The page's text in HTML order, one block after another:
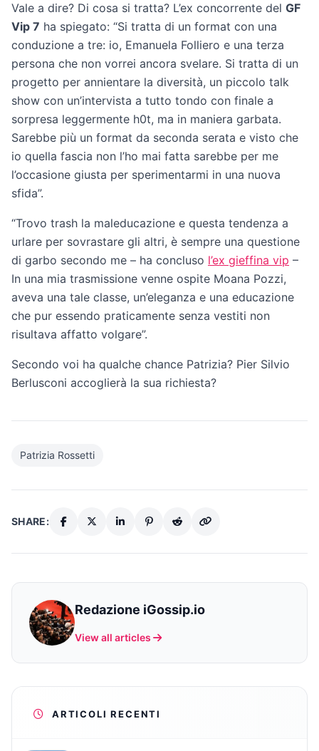
Vale a dire? Di cosa si tratta? L’ex concorrente del GF
Vip 7 ha spiegato: “Si tratta di un format con una
conduzione a tre: io, Emanuela Folliero e una terza
persona che non vorrei ancora svelare. Si tratta di un
progetto per annientare la diversità, un piccolo talk
show con un’intervista a tutto tondo con finale a
sorpresa leggermente h0t, ma in maniera garbata.
Sarebbe più un format da seconda serata e visto che
io quella fascia non l’ho mai fatta sarebbe per me
l’occasione giusta per sperimentarmi in una nuova
sfida”.
“Trovo trash la maleducazione e questa tendenza a
urlare per sovrastare gli altri, è sempre una questione
di garbo secondo me – ha concluso l’ex gieffina vip –
In una mia trasmissione venne ospite Moana Pozzi,
aveva una tale classe, un’eleganza e una educazione
che pur essendo praticamente senza vestiti non
risultava affatto volgare”.
Secondo voi ha qualche chance Patrizia? Pier Silvio
Berlusconi accoglierà la sua richiesta?
Patrizia Rossetti
SHARE:
Redazione iGossip.io
View all articles
ARTICOLI RECENTI